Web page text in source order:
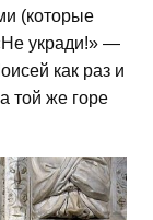
(которые
укради!» —
как раз и
той же горе